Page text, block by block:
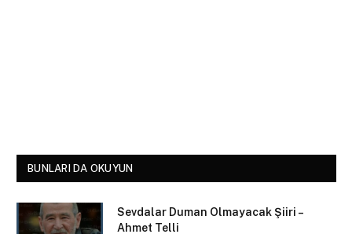
BUNLARI DA OKUYUN
Sevdalar Duman Olmayacak Şiiri –
Ahmet Telli